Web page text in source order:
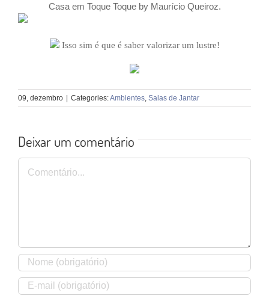
Casa em Toque Toque by Maurício Queiroz.
Isso sim é que é saber valorizar um lustre!
09, dezembro | Categories:Ambientes Salas de Jantar
Deixar um comentário
Comentário